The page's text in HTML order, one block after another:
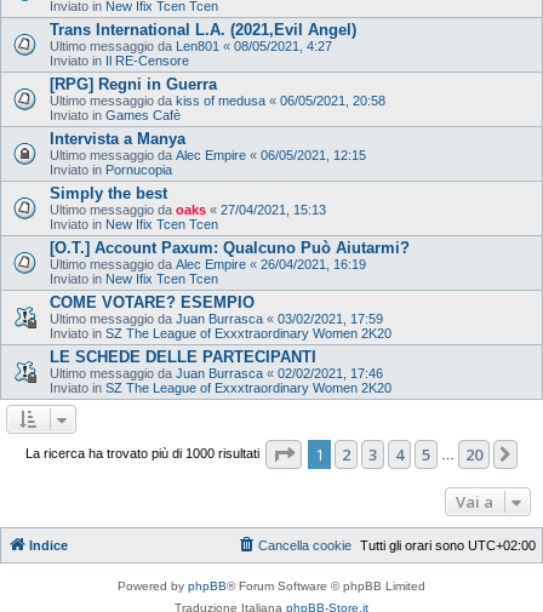
Inviato in New Ifix Tcen Tcen
Trans International L.A. (2021,Evil Angel)
Ultimo messaggio da Len801 « 08/05/2021, 4:27
Inviato in Il RE-Censore
[RPG] Regni in Guerra
Ultimo messaggio da kiss of medusa « 06/05/2021, 20:58
Inviato in Games Cafè
Intervista a Manya
Ultimo messaggio da Alec Empire « 06/05/2021, 12:15
Inviato in Pornucopia
Simply the best
Ultimo messaggio da oaks « 27/04/2021, 15:13
Inviato in New Ifix Tcen Tcen
[O.T.] Account Paxum: Qualcuno Può Aiutarmi?
Ultimo messaggio da Alec Empire « 26/04/2021, 16:19
Inviato in New Ifix Tcen Tcen
COME VOTARE? ESEMPIO
Ultimo messaggio da Juan Burrasca « 03/02/2021, 17:59
Inviato in SZ The League of Exxxtraordinary Women 2K20
LE SCHEDE DELLE PARTECIPANTI
Ultimo messaggio da Juan Burrasca « 02/02/2021, 17:46
Inviato in SZ The League of Exxxtraordinary Women 2K20
La ricerca ha trovato più di 1000 risultati Pagina di 20
1 2 3 4 5 20
Vai a
Indice Tutti gli orari sono UTC+02:00
Cancella cookie
Powered by phpBB® Forum Software © phpBB Limited
Traduzione Italiana phpBB-Store.it